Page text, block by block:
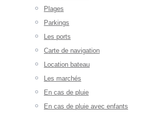
Plages
Parkings
Les ports
Carte de navigation
Location bateau
Les marchés
En cas de pluie
En cas de pluie avec enfants